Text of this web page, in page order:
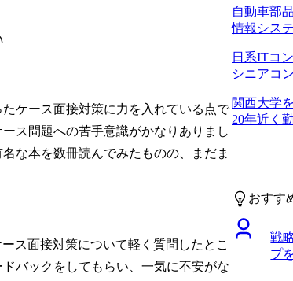
ケース面接対策に力を入れている点で
ス問題への苦手意識がかなりありまし
な本を数冊読んでみたものの、まだま
ス面接対策について軽く質問したとこ
バックをしてもらい、一気に不安がな
て少しで
す。結果
がり、嬉
を聞いた
ました。
や、逆に
手応えの
してのス
ていなか
上がり、
に満足行
ました。
コンサル
自動車部
情報シス
日系ITコ
シニアコ
関西大学
20年近く
抱くよう
たことが
ント未経
た頃に、
事を多く
おすす
戦
プ